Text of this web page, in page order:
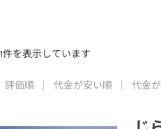
件を表示しています
評価順 代金が安い順 代金